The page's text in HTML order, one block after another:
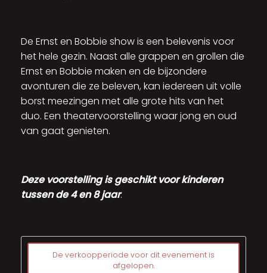
De Ernst en Bobbie show is een belevenis voor
het hele gezin. Naast alle grappen en grollen die
Ernst en Bobbie maken en de bijzondere
avonturen die ze beleven, kan iedereen uit volle
borst meezingen met alle grote hits van het
duo. Een theatervoorstelling waar jong en oud
van gaat genieten.
Deze voorstelling is geschikt voor kinderen
tussen de 4 en 8 jaar.
De verkoopperiode voor dit evenement is
afgelopen.